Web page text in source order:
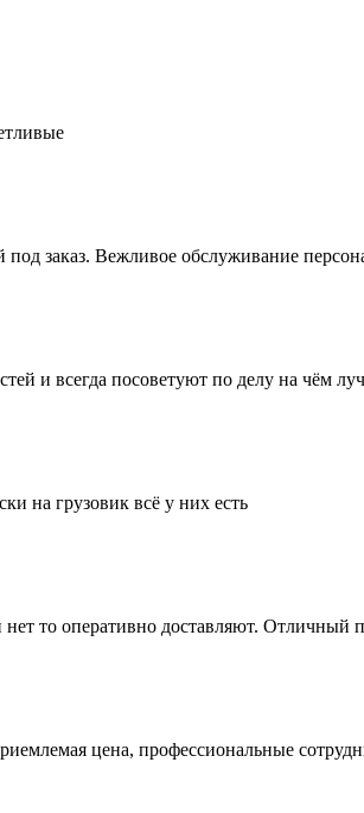
заказ. Вежливое обслуживание
и всегда посоветуют по делу на чём
на грузовик всё у них есть
то оперативно доставляют. Отличный
цена, профессиональные